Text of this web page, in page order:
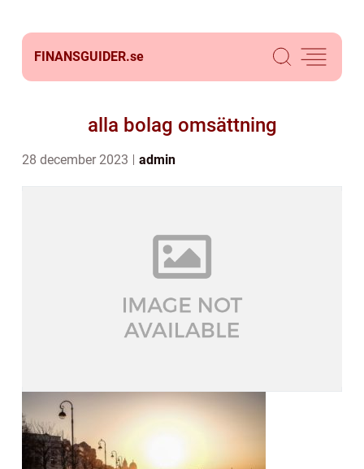
FINANSGUIDER.se
alla bolag omsättning
28 december 2023 admin